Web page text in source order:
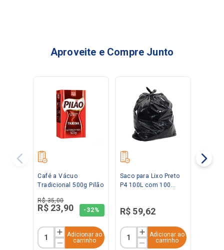
Aproveite e Compre Junto
Café a Vácuo
Tradicional 500g Pilão
R$ 35,00
R$ 23,90 - 32%
Adicionar ao
carrinho
Saco para Lixo Preto
P4 100L com 100
R$ 59,62
Adicionar ao
carrinho